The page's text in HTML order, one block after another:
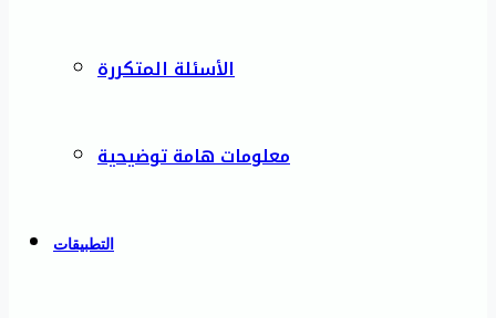
الأسئلة المتكررة
معلومات هامة توضيحية
التطبيقات